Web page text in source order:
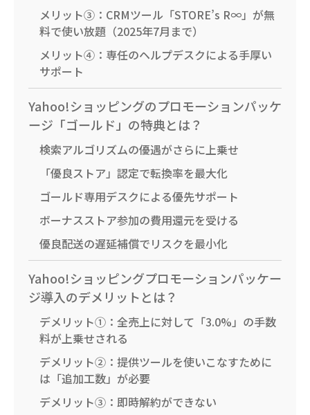
メリット③：CRMツール「STORE’s R∞」が無
料で使い放題（2025年7月まで）
メリット④：専任のヘルプデスクによる手厚い
サポート
Yahoo!ショッピングのプロモーションパッケ
ージ「ゴールド」の特典とは？
検索アルゴリズムの優遇がさらに上乗せ
「優良ストア」認定で転換率を最大化
ゴールド専用デスクによる優先サポート
ボーナスストア参加の費用還元を受ける
優良配送の遅延補償でリスクを最小化
Yahoo!ショッピングプロモーションパッケー
ジ導入のデメリットとは？
デメリット①：全売上に対して「3.0%」の手数
料が上乗せされる
デメリット②：提供ツールを使いこなすために
は「追加工数」が必要
デメリット③：即時解約ができない